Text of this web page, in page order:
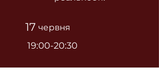
17 червня
19:00-20:30